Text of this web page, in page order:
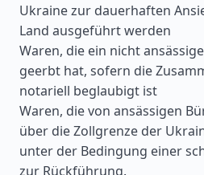
Ukraine zur dauerhaften
Land ausgeführt werden
Waren, die ein nicht
geerbt hat, sofern die
notariell beglaubigt ist
Waren, die von ansässigen
über die Zollgrenze der
unter der Bedingung einer
zur Rückführung.